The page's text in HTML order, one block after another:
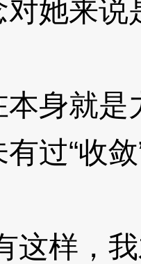
来说
就是
过“收
样，我